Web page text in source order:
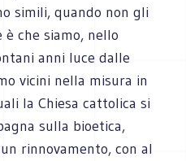
simili, quando non gli
è che siamo, nello
anni luce dalle
vicini nella misura in
la Chiesa cattolica si
sulla bioetica,
rinnovamento, con al